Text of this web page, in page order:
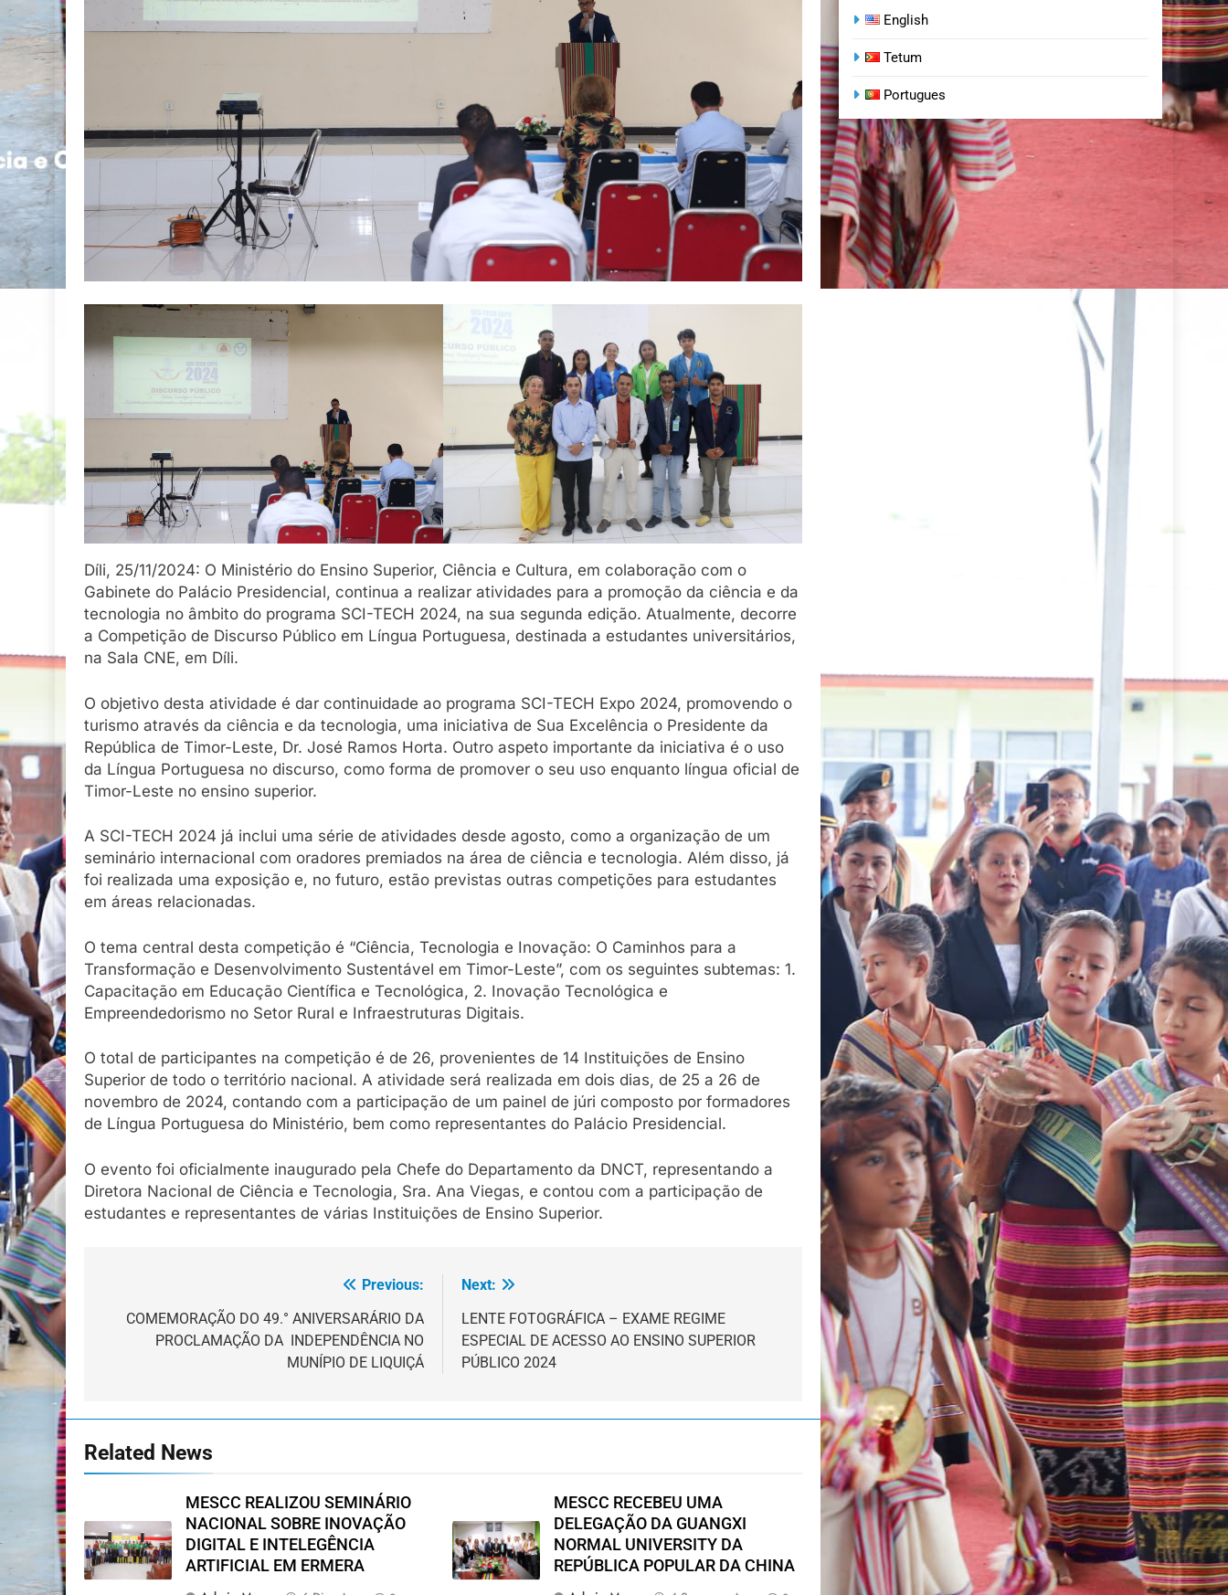
Díli, 25/11/2024: O Ministério do Ensino Superior, Ciência e Cultura, em colaboração com o
Gabinete do Palácio Presidencial, continua a realizar atividades para a promoção da ciência e da
tecnologia no âmbito do programa SCI-TECH 2024, na sua segunda edição. Atualmente, decorre
a Competição de Discurso Público em Língua Portuguesa, destinada a estudantes universitários,
na Sala CNE, em Díli.
O objetivo desta atividade é dar continuidade ao programa SCI-TECH Expo 2024, promovendo o
turismo através da ciência e da tecnologia, uma iniciativa de Sua Excelência o Presidente da
República de Timor-Leste, Dr. José Ramos Horta. Outro aspeto importante da iniciativa é o uso
da Língua Portuguesa no discurso, como forma de promover o seu uso enquanto língua oficial de
Timor-Leste no ensino superior.
A SCI-TECH 2024 já inclui uma série de atividades desde agosto, como a organização de um
seminário internacional com oradores premiados na área de ciência e tecnologia. Além disso, já
foi realizada uma exposição e, no futuro, estão previstas outras competições para estudantes
em áreas relacionadas.
O tema central desta competição é “Ciência, Tecnologia e Inovação: O Caminhos para a
Transformação e Desenvolvimento Sustentável em Timor-Leste”, com os seguintes subtemas: 1.
Capacitação em Educação Científica e Tecnológica, 2. Inovação Tecnológica e
Empreendedorismo no Setor Rural e Infraestruturas Digitais.
O total de participantes na competição é de 26, provenientes de 14 Instituições de Ensino
Superior de todo o território nacional. A atividade será realizada em dois dias, de 25 a 26 de
novembro de 2024, contando com a participação de um painel de júri composto por formadores
de Língua Portuguesa do Ministério, bem como representantes do Palácio Presidencial.
O evento foi oficialmente inaugurado pela Chefe do Departamento da DNCT, representando a
Diretora Nacional de Ciência e Tecnologia, Sra. Ana Viegas, e contou com a participação de
estudantes e representantes de várias Instituições de Ensino Superior.
Previous:
COMEMORAÇÃO DO 49.° ANIVERSARÁRIO DA
PROCLAMAÇÃO DA INDEPENDÊNCIA NO
MUNÍPIO DE LIQUIÇÁ
Next:
LENTE FOTOGRÁFICA – EXAME REGIME
ESPECIAL DE ACESSO AO ENSINO SUPERIOR
PÚBLICO 2024
Related News
MESCC REALIZOU SEMINÁRIO
NACIONAL SOBRE INOVAÇÃO
DIGITAL E INTELEGÊNCIA
ARTIFICIAL EM ERMERA
MESCC RECEBEU UMA
DELEGAÇÃO DA GUANGXI
NORMAL UNIVERSITY DA
REPÚBLICA POPULAR DA CHINA
English
Tetum
Portugues